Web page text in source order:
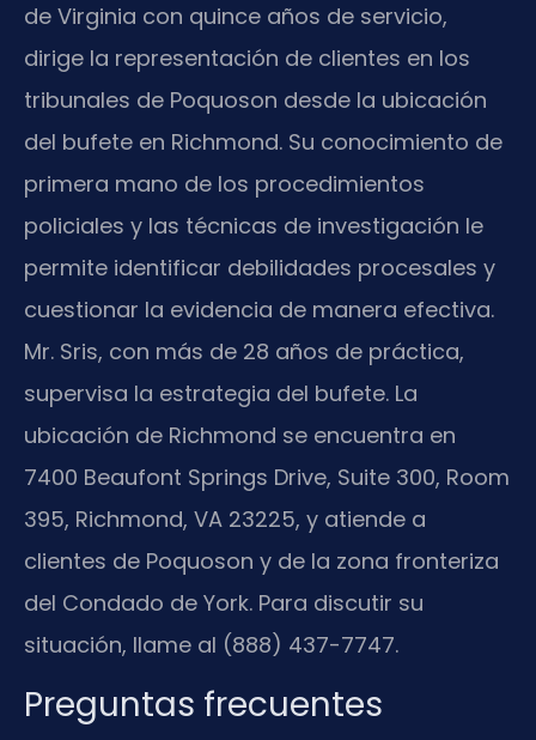
de Virginia con quince años de servicio,
dirige la representación de clientes en los
tribunales de Poquoson desde la ubicación
del bufete en Richmond. Su conocimiento de
primera mano de los procedimientos
policiales y las técnicas de investigación le
permite identificar debilidades procesales y
cuestionar la evidencia de manera efectiva.
Mr. Sris, con más de 28 años de práctica,
supervisa la estrategia del bufete. La
ubicación de Richmond se encuentra en
7400 Beaufont Springs Drive, Suite 300, Room
395, Richmond, VA 23225, y atiende a
clientes de Poquoson y de la zona fronteriza
del Condado de York. Para discutir su
situación, llame al (888) 437-7747.
Preguntas frecuentes